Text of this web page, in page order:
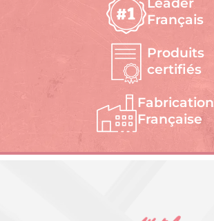
Français
Produits
certifiés
Fabrication
Française